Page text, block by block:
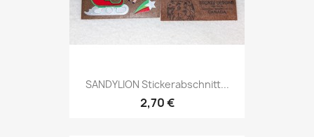
SANDYLION Stickerabschnitt...
2,70 €